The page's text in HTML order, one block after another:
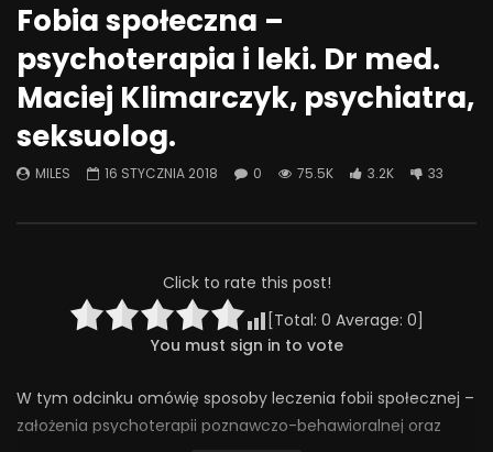
Jak odstawić LEKI? Ostatnia wizyta
– kiedy przestać chodzić do
psychiatry? | Misja Psychiatria
#138
4 LISTOPADA 2025
0
293 24
Jak psychiatrzy i
SZKODZĄ
Psychiatria #133
30 WRZEŚNIA 2025
Fobia społeczna –
psychoterapia i leki. Dr med.
Maciej Klimarczyk, psychiatra,
seksuolog.
MILES 16 STYCZNIA 2018 0 75.5K 3.2K 33
Click to rate this post!
[Total: 0 Average: 0]
You must sign in to vote
W tym odcinku omówię sposoby leczenia fobii społecznej –
założenia psychoterapii poznawczo-behawioralnej oraz